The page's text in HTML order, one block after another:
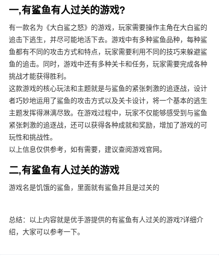
一,有鲨鱼有人过关的游戏?
有一款名为《大白鲨之怒》的游戏，玩家需要操作主角在大白鲨的
追击下逃生，并尽可能地活下去。游戏中有多种鲨鱼品种，每种鲨
鱼都有不同的攻击方式和特点，玩家需要利用不同的技巧来躲避鲨
鱼的追击。同时，游戏中还有多种关卡和任务，玩家需要完成各种
挑战才能获得胜利。
这款游戏的核心玩法和主题就是与鲨鱼的紧张刺激的追逐战，设计
者巧妙地运用了鲨鱼的攻击方式以及关卡设计，将一个基本的逃生
主题发挥得淋漓尽致。在游戏过程中，玩家不仅能够感受到与鲨鱼
紧张刺激的追逐战，还可以获得各种成就和奖励，增加了游戏的可
玩性和挑战性。
以上信息仅供参考，如有需要，建议查阅游戏官网。
二,有鲨鱼有人过关的游戏
游戏名是饥饿的鲨鱼，里面就有鲨鱼并且是过关的
总结：以上内容就是优手游提供的有鲨鱼有人过关的游戏?详细介
绍，大家可以参考一下。